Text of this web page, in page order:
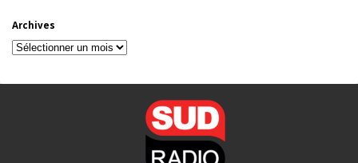
Archives
Archives